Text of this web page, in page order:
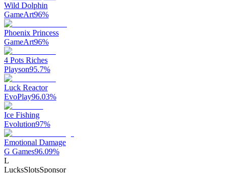
Wild Dolphin
GameArt96%
Phoenix Princess
GameArt96%
4 Pots Riches
Playson95.7%
Luck Reactor
EvoPlay96.03%
Ice Fishing
Evolution97%
Emotional Damage
G Games96.09%
L
LucksSlotsSponsor